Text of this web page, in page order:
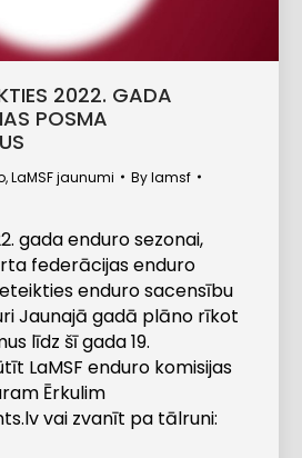
2022. GADA
POSMA
,LaMSF jaunumi Bylamsf
gada enduro sezonai,
federācijas enduro
enduro sacensību
Jaunajā gadā plāno rīkot
līdz šī gada 19.
LaMSF enduro komisijas
Ērkulim
vai zvanīt pa tālruni: